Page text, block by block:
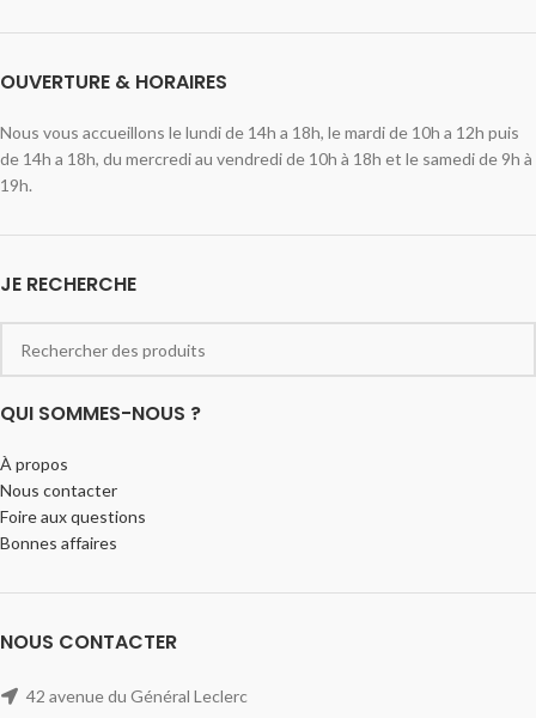
OUVERTURE & HORAIRES
Nous vous accueillons le lundi de 14h a 18h, le mardi de 10h a 12h puis
de 14h a 18h, du mercredi au vendredi de 10h à 18h et le samedi de 9h à
19h.
JE RECHERCHE
QUI SOMMES-NOUS ?
À propos
Nous contacter
Foire aux questions
Bonnes affaires
NOUS CONTACTER
42 avenue du Général Leclerc